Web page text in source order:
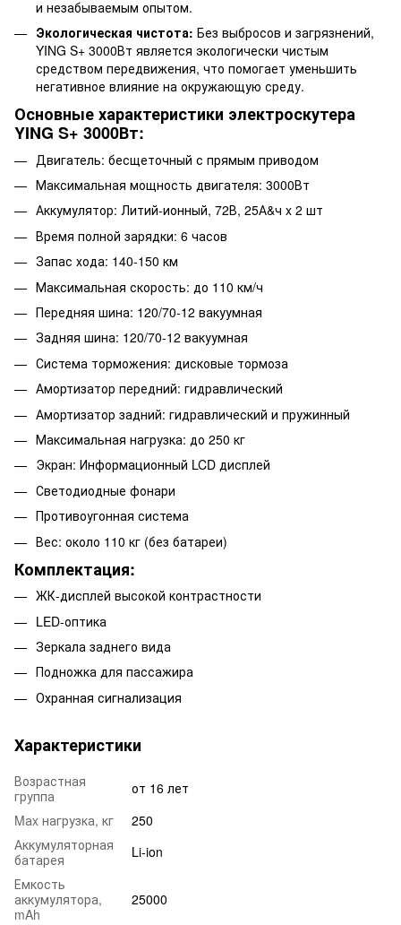
и незабываемым опытом.
Экологическая чистота: Без выбросов и загрязнений,
YING S+ 3000Вт является экологически чистым
средством передвижения, что помогает уменьшить
негативное влияние на окружающую среду.
Основные характеристики электроскутера
YING S+ 3000Вт:
Двигатель: бесщеточный с прямым приводом
Максимальная мощность двигателя: 3000Вт
Аккумулятор: Литий-ионный, 72В, 25А&ч x 2 шт
Время полной зарядки: 6 часов
Запас хода: 140-150 км
Максимальная скорость: до 110 км/ч
Передняя шина: 120/70-12 вакуумная
Задняя шина: 120/70-12 вакуумная
Система торможения: дисковые тормоза
Амортизатор передний: гидравлический
Амортизатор задний: гидравлический и пружинный
Максимальная нагрузка: до 250 кг
Экран: Информационный LCD дисплей
Светодиодные фонари
Противоугонная система
Вес: около 110 кг (без батареи)
Комплектация:
ЖК-дисплей высокой контрастности
LED-оптика
Зеркала заднего вида
Подножка для пассажира
Охранная сигнализация
Характеристики
Возрастная
группа
от 16 лет
Mаx нагрузка, кг
250
Аккумуляторная
батарея
Li-ion
Емкость
аккумулятора,
mAh
25000